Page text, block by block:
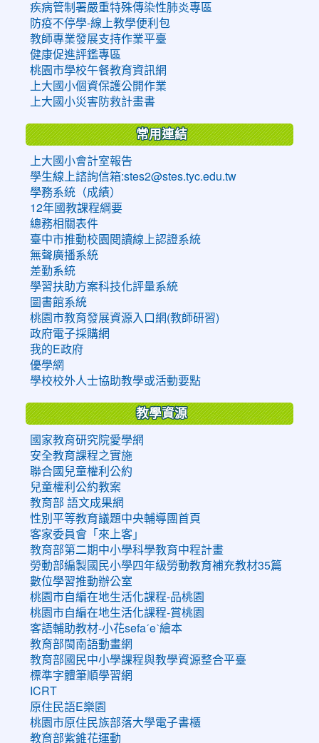
疾病管制署嚴重特殊傳染性肺炎專區
防疫不停學-線上教學便利包
教師專業發展支持作業平臺
健康促進評鑑專區
桃園市學校午餐教育資訊網
上大國小個資保護公開作業
上大國小災害防救計畫書
常用連結
上大國小會計室報告
學生線上諮詢信箱:stes2@stes.tyc.edu.tw
學務系統（成績）
12年國教課程綱要
總務相關表件
臺中市推動校園閱讀線上認證系統
無聲廣播系統
差勤系統
學習扶助方案科技化評量系統
圖書館系統
桃園市教育發展資源入口網(教師研習)
政府電子採購網
我的E政府
優學網
學校校外人士協助教學或活動要點
教學資源
國家教育研究院愛學網
安全教育課程之實施
聯合國兒童權利公約
兒童權利公約教案
教育部 語文成果網
性別平等教育議題中央輔導團首頁
客家委員會「來上客」
教育部第二期中小學科學教育中程計畫
勞動部編製國民小學四年級勞動教育補充教材35篇
數位學習推動辦公室
桃園市自編在地生活化課程-品桃園
桃園市自編在地生活化課程-賞桃園
客語輔助教材-小花sefaˊeˋ繪本
教育部閩南語動畫網
教育部國民中小學課程與教學資源整合平臺
標準字體筆順學習網
ICRT
原住民語E樂園
桃園市原住民族部落大學電子書櫃
教育部紫錐花運動